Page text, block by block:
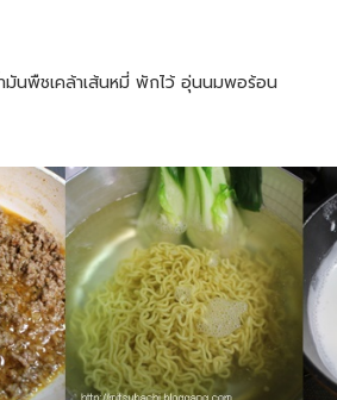
มันพืชเคล้าเส้นหมี่ พักไว้ อุ่นนมพอร้อน